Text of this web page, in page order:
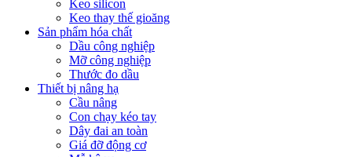
Keo silicon
Keo thay thế gioăng
Sản phẩm hóa chất
Dầu công nghiệp
Mỡ công nghiệp
Thước đo dầu
Thiết bị nâng hạ
Cầu nâng
Con chạy kéo tay
Dây đai an toàn
Giá đỡ động cơ